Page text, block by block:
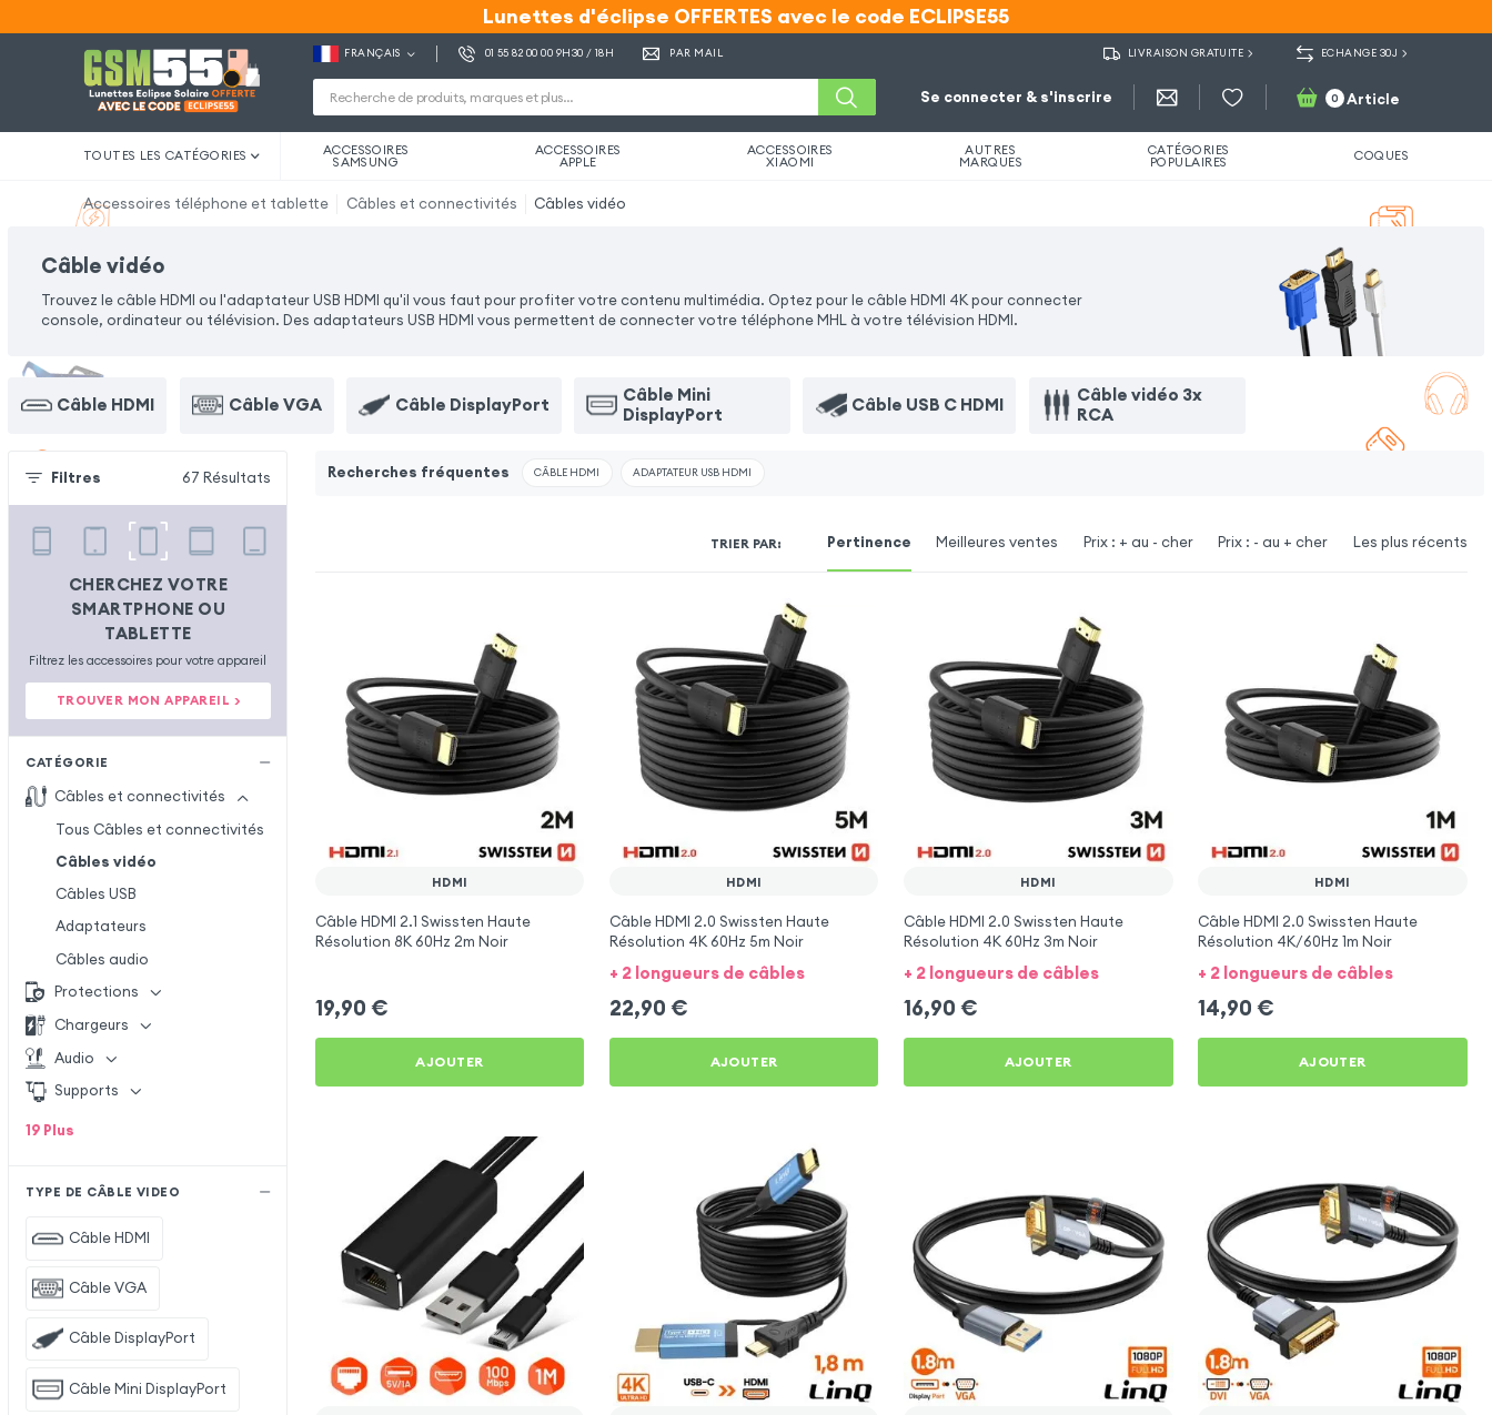
Lunettes d'éclipse OFFERTES avec le code ECLIPSE55
Lunettes d'éclipse OFFERTES avec le code ECLIPSE55
FRANÇAIS 01 55 82 00 00 9H30 / 18H PAR MAIL LIVRAISON GRATUITE ECHANGE 30J
Se connecter & s'inscrire 0 Article
TOUTES LES CATÉGORIES ACCESSOIRES
SAMSUNG
ACCESSOIRES
APPLE
ACCESSOIRES
XIAOMI
AUTRES
MARQUES
CATÉGORIES
POPULAIRES COQUES
Accessoires téléphone et tablette Câbles et connectivités Câbles vidéo
Câble vidéo
Trouvez le câble HDMI ou l'adaptateur USB HDMI qu'il vous faut pour profiter votre contenu multimédia. Optez pour le câble HDMI 4K pour connecter
console, ordinateur ou télévision. Des adaptateurs USB HDMI vous permettent de connecter votre téléphone MHL à votre télévision HDMI.
Câble HDMI Câble VGA Câble DisplayPort
Câble Mini
DisplayPort
Câble USB C HDMI
Câble vidéo 3x
RCA
Filtres 67 Résultats
CHERCHEZ VOTRE
SMARTPHONE OU
TABLETTE
Filtrez les accessoires pour votre appareil
TROUVER MON APPAREIL >
CATÉGORIE
Câbles et connectivités
Tous Câbles et connectivités
Câbles vidéo
Câbles USB
Adaptateurs
Câbles audio
Protections
Chargeurs
Audio
Supports
19 Plus
TYPE DE CÂBLE VIDEO
Câble HDMI
Câble VGA
Câble DisplayPort
Câble Mini DisplayPort
Recherches fréquentes CÂBLE HDMI ADAPTATEUR USB HDMI
TRIER PAR: Pertinence Meilleures ventes Prix : + au - cher Prix : - au + cher Les plus récents
HDMI
Câble HDMI 2.1 Swissten Haute
Résolution 8K 60Hz 2m Noir
19,90 €
AJOUTER
HDMI
Câble HDMI 2.0 Swissten Haute
Résolution 4K 60Hz 5m Noir
+ 2 longueurs de câbles
22,90 €
AJOUTER
HDMI
Câble HDMI 2.0 Swissten Haute
Résolution 4K 60Hz 3m Noir
+ 2 longueurs de câbles
16,90 €
AJOUTER
HDMI
Câble HDMI 2.0 Swissten Haute
Résolution 4K/60Hz 1m Noir
+ 2 longueurs de câbles
14,90 €
AJOUTER